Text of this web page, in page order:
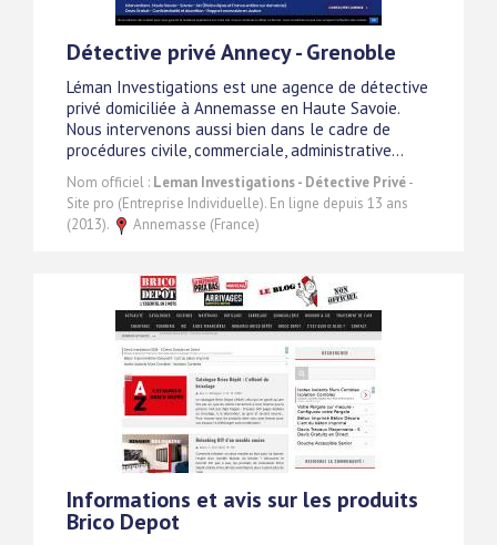
Détective privé Annecy - Grenoble
Léman Investigations est une agence de détective
privé domiciliée à Annemasse en Haute Savoie.
Nous intervenons aussi bien dans le cadre de
procédures civile, commerciale, administrative...
Nom officiel : Leman Investigations - Détective Privé-
Site pro (Entreprise Individuelle). En ligne depuis 13 ans
(2013).
Annemasse (France)
Informations et avis sur les produits
Brico Depot